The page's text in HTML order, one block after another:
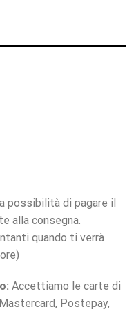
possibilità di pagare il
alla consegna.
quando ti verrà
Accettiamo le carte di
Postepay,